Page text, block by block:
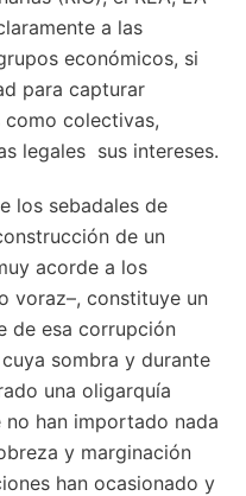
a las
económicos, si
para capturar
colectivas,
legales sus intereses.
los sebadales de
de un
acorde a los
voraz–, constituye un
de esa corrupción
sombra y durante
una oligarquía
han importado nada
y marginación
han ocasionado y